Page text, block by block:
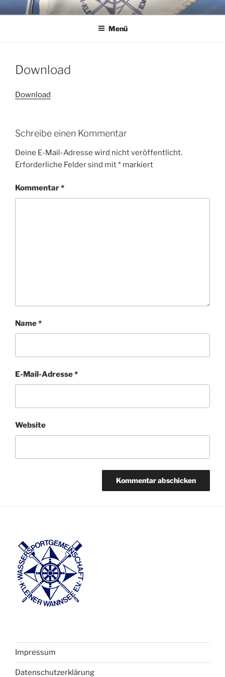
Zum
InhaltWSG KLEINER WANNSEE E.V.
Immer eine handbreit Wasser unterm Kiel.
Menü
Download
Download
Schreibe einen Kommentar
Deine E-Mail-Adresse wird nicht veröffentlicht.
Erforderliche Felder sind mit* markiert
Kommentar*
Name*
E-Mail-Adresse*
Website
Impressum
Datenschutzerklärung